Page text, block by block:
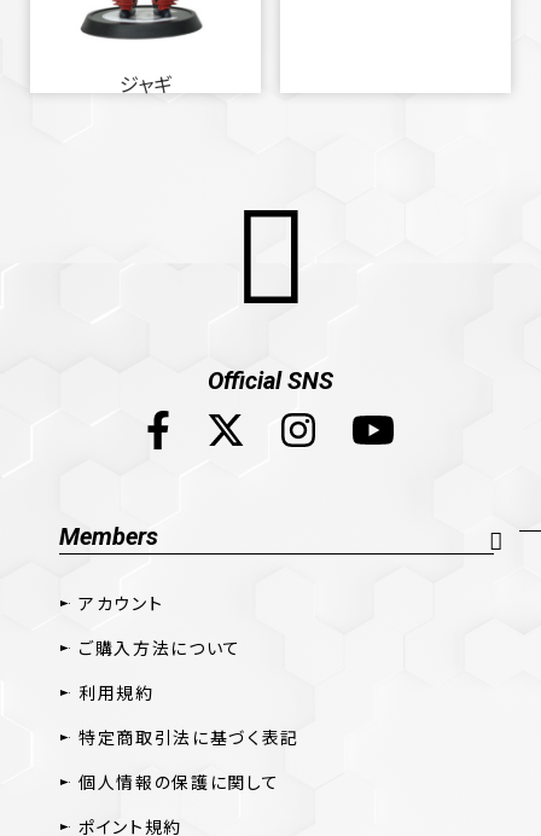
ジャギ
Official SNS
Members
アカウント
ご購入方法について
利用規約
特定商取引法に基づく表記
個人情報の保護に関して
ポイント規約